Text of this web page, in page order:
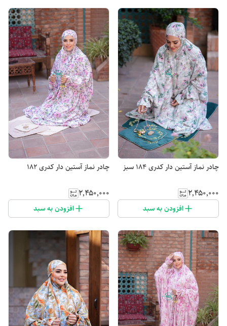
چادر نماز آستین دار کدری 184 سبز
۲٬۴۵۰٬۰۰۰
افزودن به سبد
چادر نماز آستین دار کدری 182
۲٬۴۵۰٬۰۰۰
افزودن به سبد